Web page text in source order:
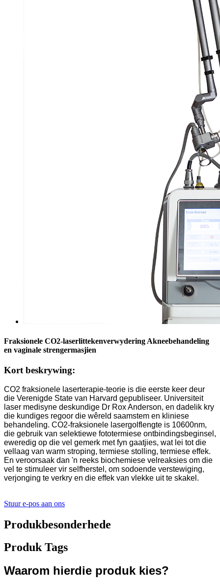
Fraksionele CO2-laserlittekenverwydering Akneebehandeling
en vaginale strengermasjien
Kort beskrywing:
CO2 fraksionele laserterapie-teorie is die eerste keer deur
die Verenigde State van Harvard gepubliseer. Universiteit
laser medisyne deskundige Dr Rox Anderson, en dadelik kry
die kundiges regoor die wêreld saamstem en kliniese
behandeling. CO2-fraksionele lasergolflengte is 10600nm,
die gebruik van selektiewe fototermiese ontbindingsbeginsel,
eweredig op die vel gemerk met fyn gaatjies, wat lei tot die
vellaag van warm stroping, termiese stolling, termiese effek.
En veroorsaak dan 'n reeks biochemiese velreaksies om die
vel te stimuleer vir selfherstel, om sodoende verstewiging,
verjonging te verkry en die effek van vlekke uit te skakel.
Stuur e-pos aan ons
Produkbesonderhede
Produk Tags
Waarom hierdie produk kies?